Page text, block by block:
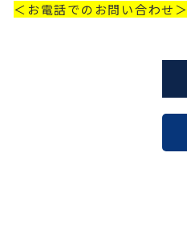
＜お電話でのお問い合わせ＞